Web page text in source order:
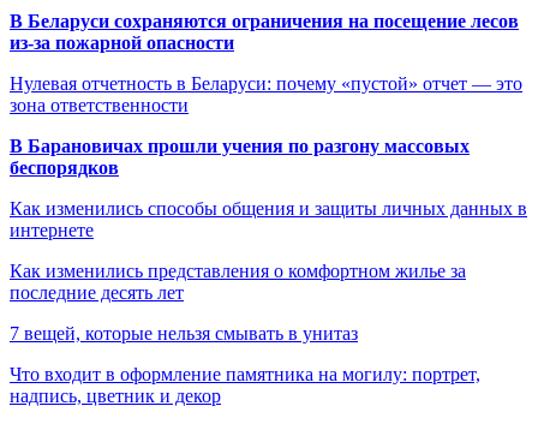
В Беларуси сохраняются ограничения на посещение лесов
из-за пожарной опасности
Нулевая отчетность в Беларуси: почему «пустой» отчет — это
зона ответственности
В Барановичах прошли учения по разгону массовых
беспорядков
Как изменились способы общения и защиты личных данных в
интернете
Как изменились представления о комфортном жилье за
последние десять лет
7 вещей, которые нельзя смывать в унитаз
Что входит в оформление памятника на могилу: портрет,
надпись, цветник и декор